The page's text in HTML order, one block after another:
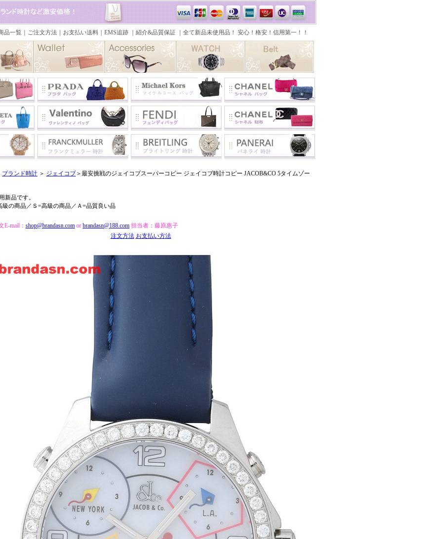
ブランド時計 ＞ ジェイコブ ＞最安挑戦のジェイコブスーパーコピー ジェイコブ時計コピー JACOB&CO 5タイムゾー
新品です。
級の商品／Ｓ=高級の商品／Ａ=品質良い品
E-mail： shop@brandasn.com or brandasn@188.com 担当者：藤原惠子
注文方法 お支払い方法